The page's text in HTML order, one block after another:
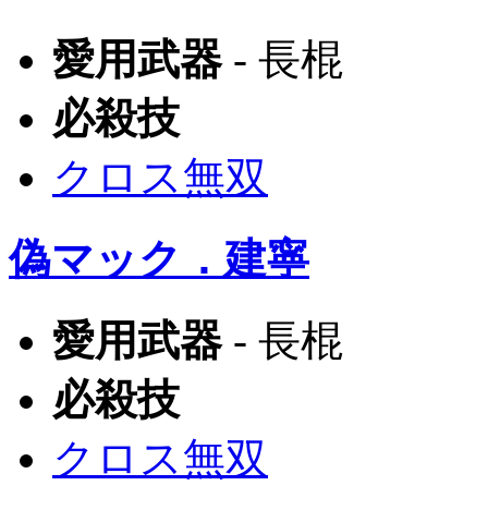
愛用武器- 長棍
必殺技
クロス無双
偽マック．建寧
愛用武器- 長棍
必殺技
クロス無双